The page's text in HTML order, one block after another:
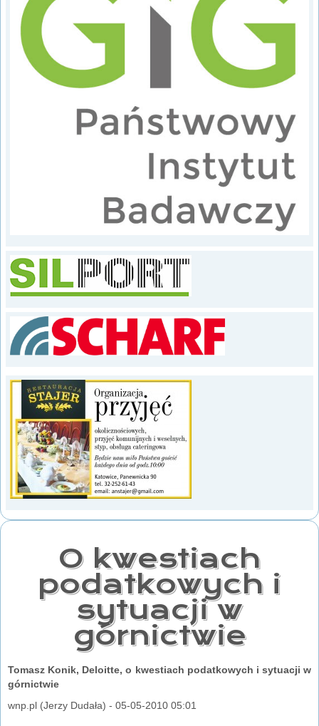
O kwestiach
podatkowych i
sytuacji w
górnictwie
Tomasz Konik, Deloitte, o kwestiach podatkowych i sytuacji w
górnictwie
wnp.pl (Jerzy Dudała) - 05-05-2010 05:01